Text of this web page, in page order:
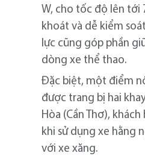
W, cho tốc độ lên tới
khoát và dễ kiểm
lực cũng góp phần
dòng xe thể thao.
Đặc biệt, một điểm
được trang bị hai
Hòa (Cần Thơ),
khi sử dụng xe hằng
với xe xăng.